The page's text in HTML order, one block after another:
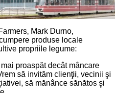
Mark Durno,
produse locale
propriile legume:
proaspăt decât mâncare
să invităm clienţii, vecinii şi
să mănânce sănătos şi